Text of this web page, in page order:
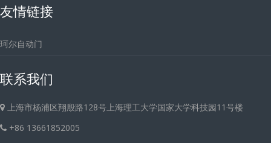
友情链接
珂尔自动门
联系我们
上海市杨浦区翔殷路128号上海理工大学国家大学科技园11号楼
+86 13661852005